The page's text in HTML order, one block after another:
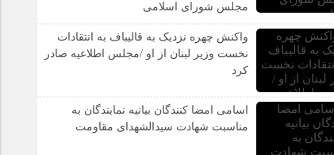
مجلس شورای اسلامی
واکنش چهره نزدیک به قالیباف به انتقادات
نخست وزیر لبنان از او /مجلس اطلاعیه صادر
کرد
اسامی امضا کنندگان بیانیه نمایندگان به
مناسبت شهادت سیدالشهدای مقاومت